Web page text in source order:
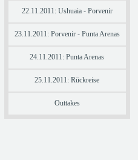
22.11.2011: Ushuaia - Porvenir
23.11.2011: Porvenir - Punta Arenas
24.11.2011: Punta Arenas
25.11.2011: Rückreise
Outtakes